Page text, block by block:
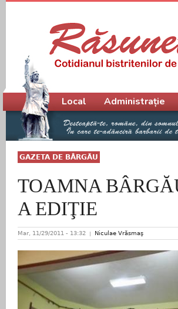
GAZETA DE BÂRGĂU
TOAMNA
A EDIŢIE
Mar, 11/29/2011 - 13:32 Niculae Vrăsmaş
Meniu principal
Local Administrație